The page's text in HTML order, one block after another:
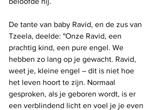
De tante van baby Ravid, en de zus van
Tzeela, deelde: "Onze Ravid, een
prachtig kind, een pure engel. We
hebben zo lang op je gewacht. Ravid,
weet je, kleine engel – dit is niet hoe
het leven hoort te zijn. Normaal
gesproken, als je geboren wordt, is er
een verblindend licht en voel je je even